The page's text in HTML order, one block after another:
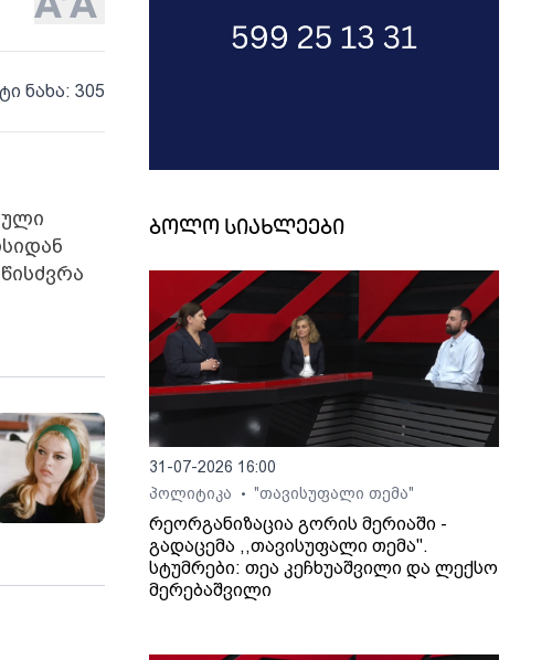
ნახა: 305
ბოლო სიახლეები
31-07-2026 16:00
პოლიტიკა
• "თავისუფალი თემა"
რეორგანიზაცია გორის მერიაში -
გადაცემა ,,თავისუფალი თემა".
სტუმრები: თეა კეჩხუაშვილი და ლექსო
მერებაშვილი